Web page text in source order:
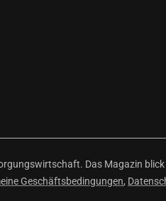
Das Magazin
Geschäftsbedingungen,